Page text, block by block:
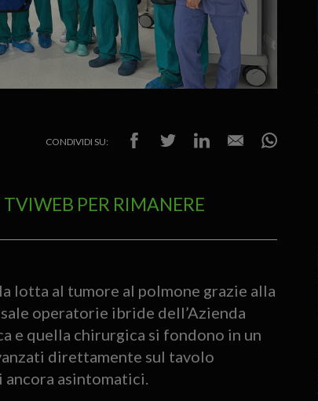
CONDIVIDI SU:
PER RIMANERE
lotta al tumore al polmone grazie alla
operatorie ibride dell’Azienda
e quella chirurgica si fondono in un
direttamente sul tavolo
asintomatici.